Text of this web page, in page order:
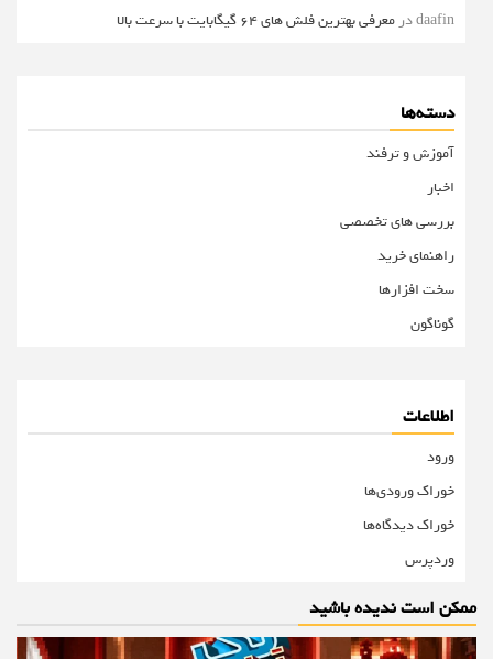
daafinدر معرفی بهترین فلش های 64 گیگابایت با سرعت بالا
دسته‌ها
آموزش و ترفند
اخبار
بررسی های تخصصی
راهنمای خرید
سخت افزارها
گوناگون
اطلاعات
ورود
خوراک ورودی‌ها
خوراک دیدگاه‌ها
وردپرس
ممکن است ندیده باشید